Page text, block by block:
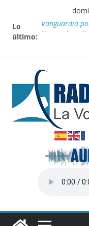
contenido
Lo
último:
Vanguardia
renovables en
Fidel y el